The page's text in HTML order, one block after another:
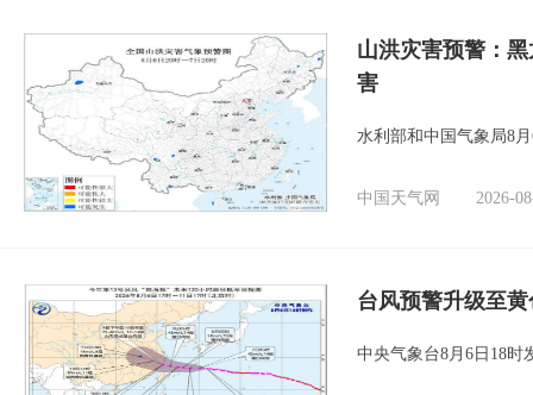
山洪灾害预警：
害
水利部和中国气象局8
中国天气网 2026-
台风预警升级至
中央气象台8月6日18时